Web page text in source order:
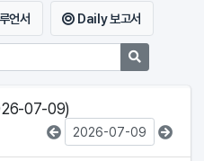
언서 Daily 보고서
07-09)